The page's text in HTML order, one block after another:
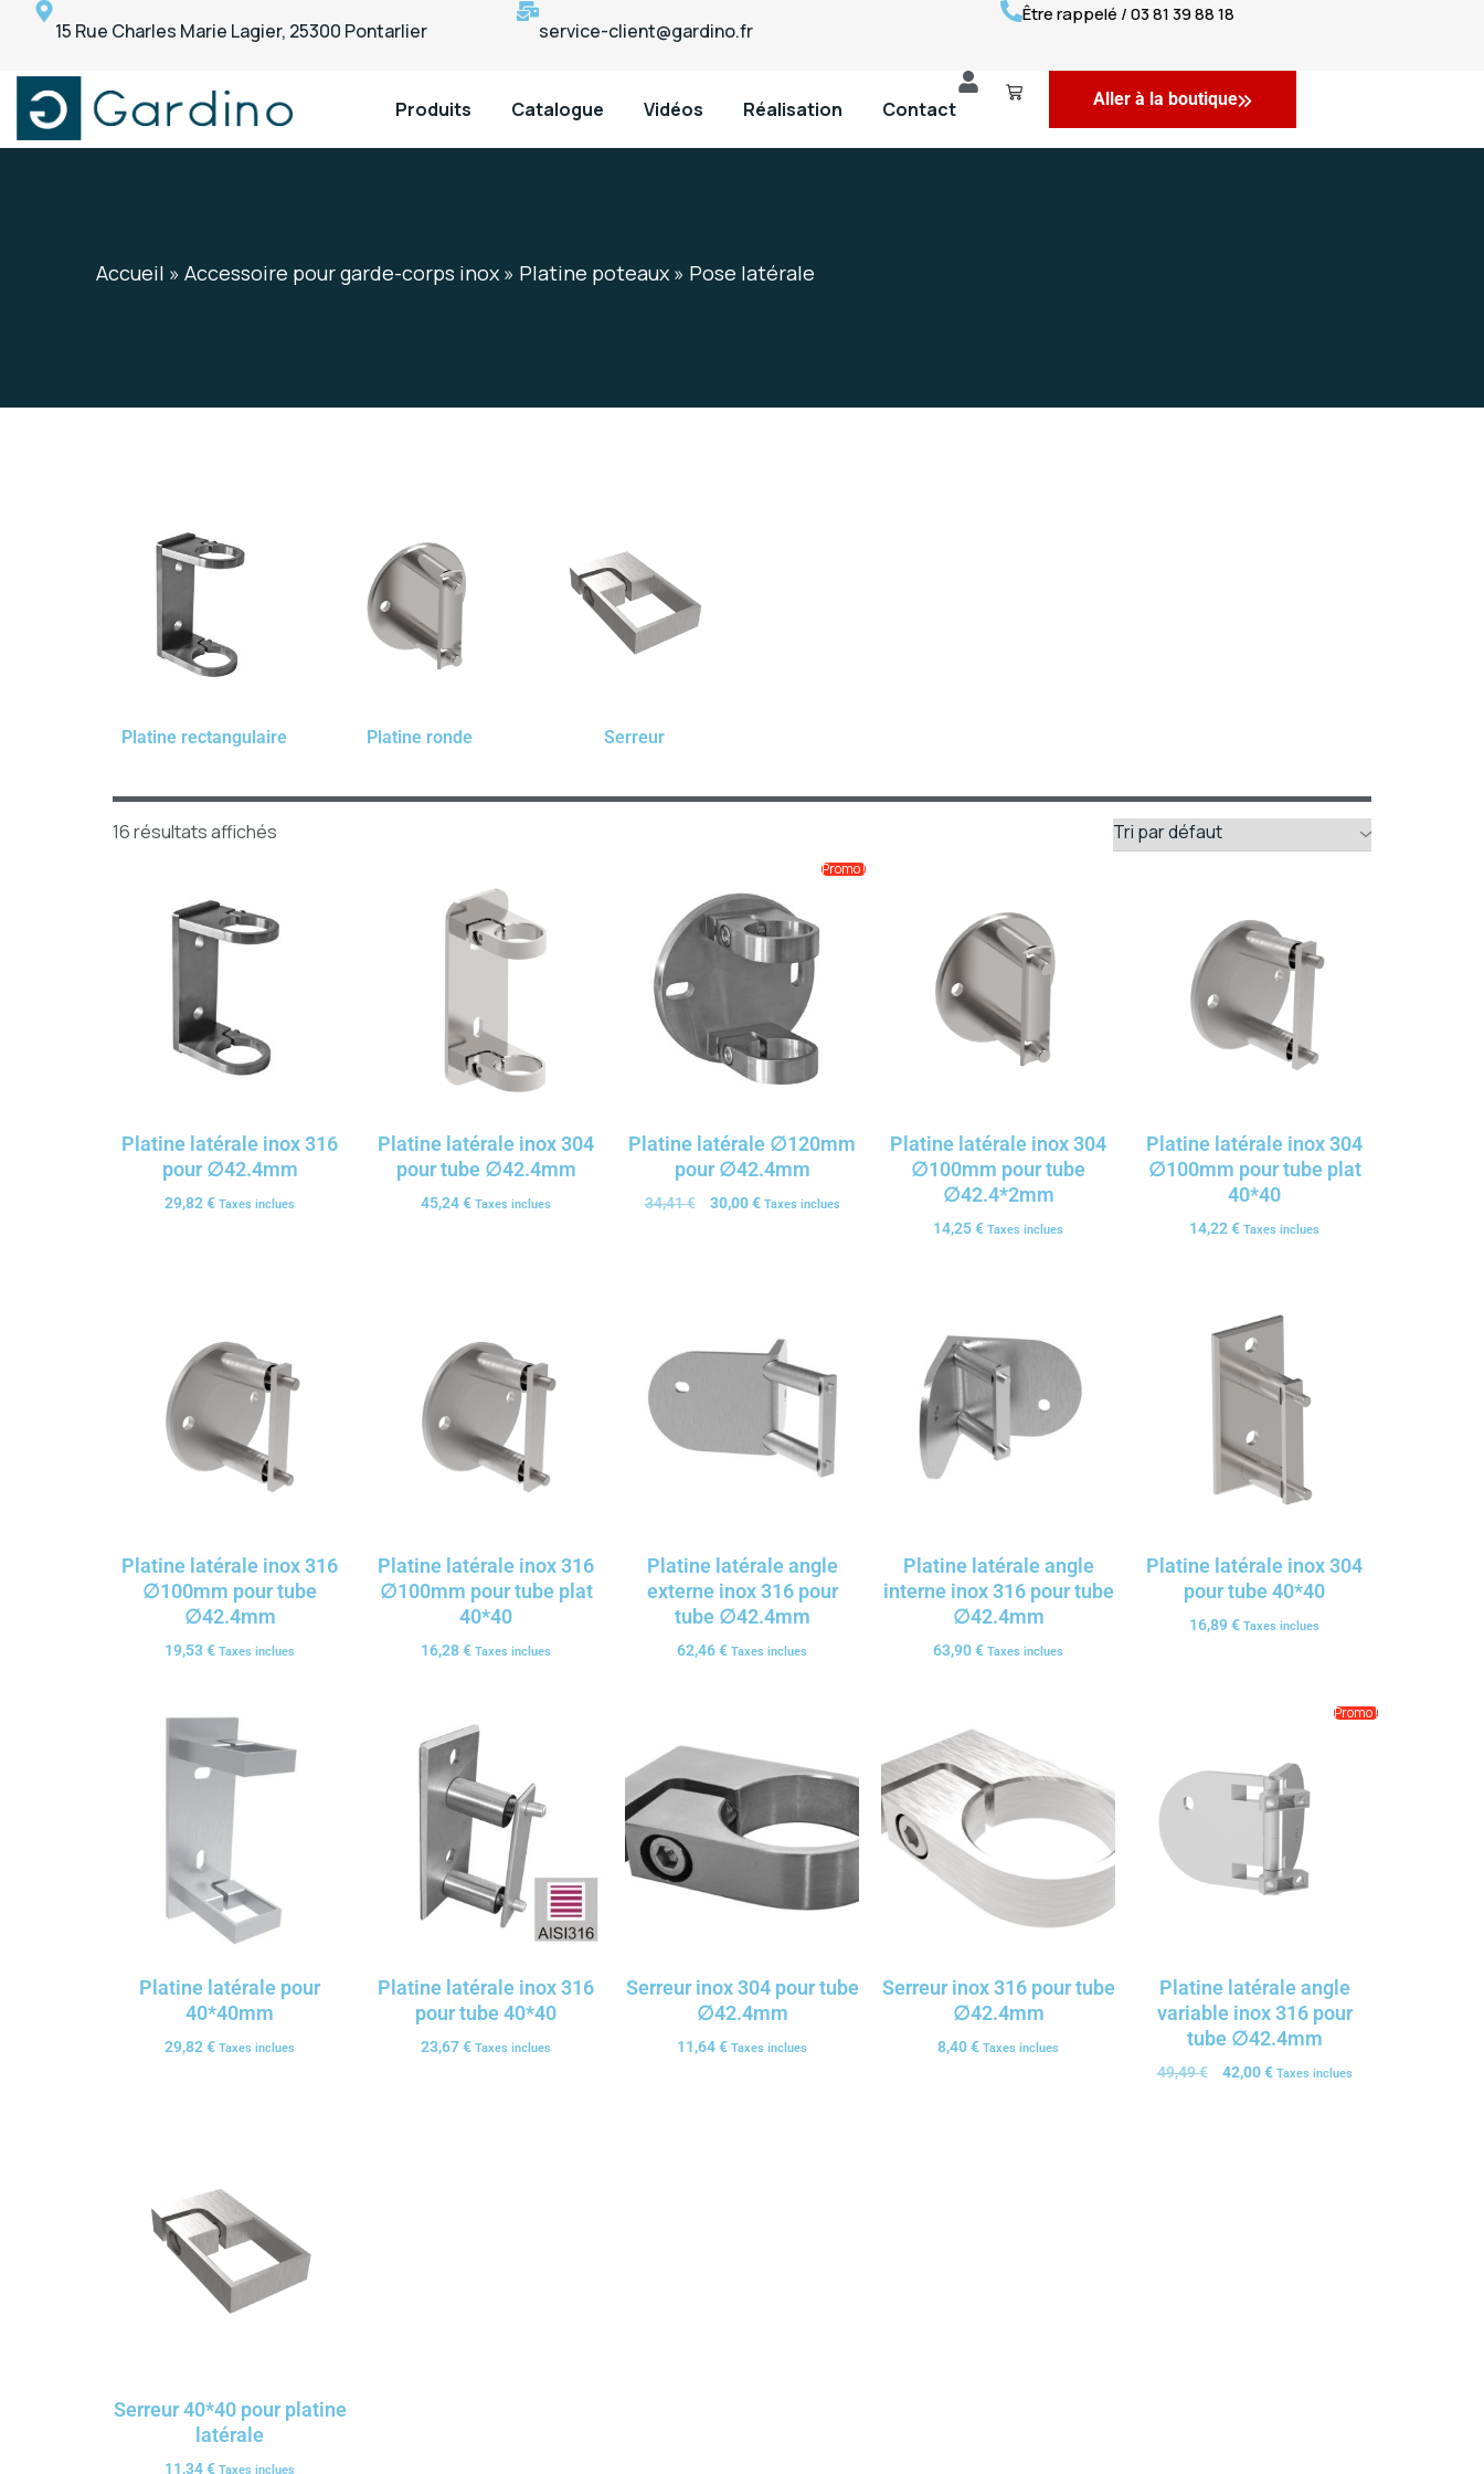
15 Rue Charles Marie Lagier, 25300 Pontarlier service-client@gardino.fr
Être rappelé / 03 81 39 88 18
Produits Catalogue Vidéos Réalisation Contact Aller à la boutique
Accueil » Accessoire pour garde-corps inox » Platine poteaux » Pose latérale
Platine rectangulaire Platine ronde Serreur
16 résultats affichés
Platine latérale inox 316
pour ∅42.4mm
29,82€ Taxes inclues
Platine latérale inox 304
pour tube ∅42.4mm
45,24€ Taxes inclues
Promo !
Platine latérale ∅120mm
pour ∅42.4mm
34,41€ 30,00€ Taxes inclues
Platine latérale inox 304
∅100mm pour tube
∅42.4*2mm
14,25€ Taxes inclues
Platine latérale inox 304
∅100mm pour tube plat
40*40
14,22€ Taxes inclues
Platine latérale inox 316
∅100mm pour tube
∅42.4mm
19,53€ Taxes inclues
Platine latérale inox 316
∅100mm pour tube plat
40*40
16,28€ Taxes inclues
Platine latérale angle
externe inox 316 pour
tube ∅42.4mm
62,46€ Taxes inclues
Platine latérale angle
interne inox 316 pour tube
∅42.4mm
63,90€ Taxes inclues
Platine latérale inox 304
pour tube 40*40
16,89€ Taxes inclues
Platine latérale pour
40*40mm
29,82€ Taxes inclues
Platine latérale inox 316
pour tube 40*40
23,67€ Taxes inclues
Serreur inox 304 pour tube
∅42.4mm
11,64€ Taxes inclues
Serreur inox 316 pour tube
∅42.4mm
8,40€ Taxes inclues
Promo !
Platine latérale angle
variable inox 316 pour
tube ∅42.4mm
49,49€ 42,00€ Taxes inclues
Serreur 40*40 pour platine
latérale
11,34€ Taxes inclues